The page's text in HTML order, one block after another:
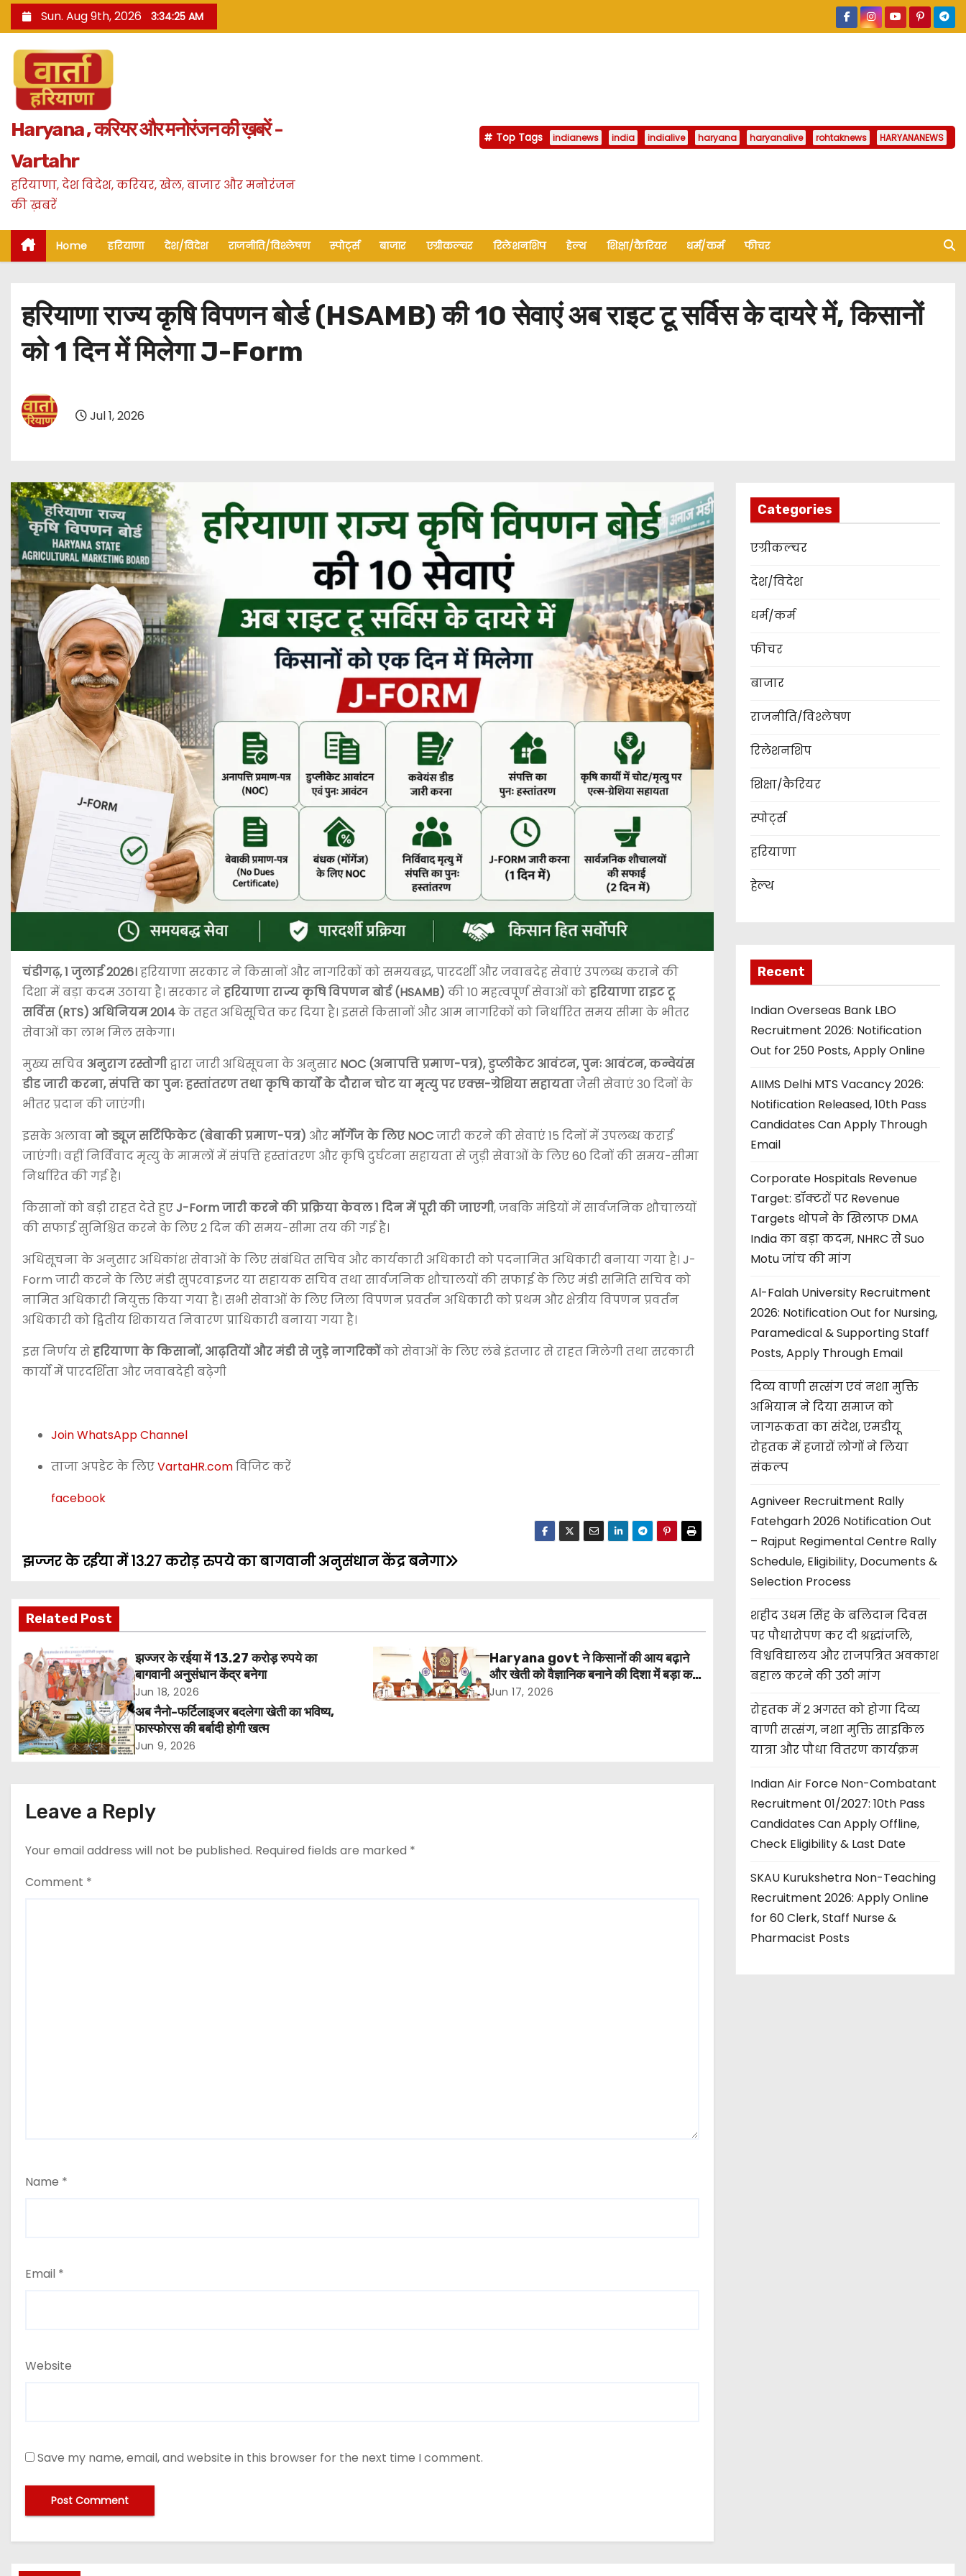
k
n
Sun. Aug 9th, 2026 3:34:26 AM
Haryana , करियर और मनोरंजन की ख़बरें -
Vartahr
हरियाणा, देश विदेश, करियर, खेल, बाजार और मनोरंजन
की ख़बरें
Top Tags indianews india indialive haryana haryanalive rohtaknews HARYANANEWS
Home हरियाणा देश/विदेश राजनीति/विश्लेषण स्पोर्ट्स बाजार एग्रीकल्चर रिलेशनशिप हेल्थ शिक्षा/कैरियर धर्म/कर्म फीचर
हरियाणा राज्य कृषि विपणन बोर्ड (HSAMB) की 10 सेवाएं अब राइट टू सर्विस के दायरे में, किसानों
को 1 दिन में मिलेगा J-Form
Jul 1, 2026
चंडीगढ़, 1 जुलाई 2026।हरियाणा सरकार ने किसानों और नागरिकों को समयबद्ध, पारदर्शी और जवाबदेह सेवाएं उपलब्ध कराने की
दिशा में बड़ा कदम उठाया है। सरकार नेहरियाणा राज्य कृषि विपणन बोर्ड (HSAMB) की 10 महत्वपूर्ण सेवाओं कोहरियाणा राइट टू
सर्विस (RTS) अधिनियम 2014के तहत अधिसूचित कर दिया है। इससे किसानों और आम नागरिकों को निर्धारित समय सीमा के भीतर
सेवाओं का लाभ मिल सकेगा।
मुख्य सचिवअनुराग रस्तोगीद्वारा जारी अधिसूचना के अनुसार NOC (अनापत्ति प्रमाण-पत्र), डुप्लीकेट आवंटन, पुनः आवंटन, कन्वेयंस
डीड जारी करना, संपत्ति का पुनः हस्तांतरण तथा कृषि कार्यों के दौरान चोट या मृत्यु पर एक्स-ग्रेशिया सहायताजैसी सेवाएं 30 दिनों के
भीतर प्रदान की जाएंगी।
इसके अलावानो ड्यूज सर्टिफिकेट (बेबाकी प्रमाण-पत्र) औरमॉर्गेज के लिए NOCजारी करने की सेवाएं 15 दिनों में उपलब्ध कराई
जाएंगी। वहीं निर्विवाद मृत्यु के मामलों में संपत्ति हस्तांतरण और कृषि दुर्घटना सहायता से जुड़ी सेवाओं के लिए 60 दिनों की समय-सीमा
निर्धारित की गई है।
किसानों को बड़ी राहत देते हुएJ-Form जारी करने की प्रक्रिया केवल 1 दिन में पूरी की जाएगी, जबकि मंडियों में सार्वजनिक शौचालयों
की सफाई सुनिश्चित करने के लिए 2 दिन की समय-सीमा तय की गई है।
अधिसूचना के अनुसार अधिकांश सेवाओं के लिए संबंधित सचिव और कार्यकारी अधिकारी को पदनामित अधिकारी बनाया गया है। J-
Form जारी करने के लिए मंडी सुपरवाइजर या सहायक सचिव तथा सार्वजनिक शौचालयों की सफाई के लिए मंडी समिति सचिव को
नामित अधिकारी नियुक्त किया गया है। सभी सेवाओं के लिए जिला विपणन प्रवर्तन अधिकारी को प्रथम और क्षेत्रीय विपणन प्रवर्तन
अधिकारी को द्वितीय शिकायत निवारण प्राधिकारी बनाया गया है।
इस निर्णय सेहरियाणा के किसानों, आढ़तियों और मंडी से जुड़े नागरिकोंको सेवाओं के लिए लंबे इंतजार से राहत मिलेगी तथा सरकारी
कार्यों में पारदर्शिता और जवाबदेही बढ़ेगी
Join WhatsApp Channel
ताजा अपडेट के लिएVartaHR.comविजिट करें
facebook
P
s
t
n
a
v
g
a
झज्जर के रईया में 13.27 करोड़ रुपये का बागवानी अनुसंधान केंद्र बनेगा
Related Post
झज्जर के रईया में 13.27 करोड़ रुपये का
बागवानी अनुसंधान केंद्र बनेगा
Jun 18, 2026
Haryana govt ने किसानों की आय बढ़ाने
और खेती को वैज्ञानिक बनाने की दिशा में बड़ा कदम
उठाया है।
Jun 17, 2026
अब नैनो-फर्टिलाइजर बदलेगा खेती का भविष्य,
फास्फोरस की बर्बादी होगी खत्म
Jun 9, 2026
Leave a Reply
Your email address will not be published. Required fields are marked *
Comment *
Name *
Email *
Website
Save my name, email, and website in this browser for the next time I comment.
Categories
एग्रीकल्चर
देश/विदेश
धर्म/कर्म
फीचर
बाजार
राजनीति/विश्लेषण
रिलेशनशिप
शिक्षा/कैरियर
स्पोर्ट्स
हरियाणा
हेल्थ
Recent
Indian Overseas Bank LBO
Recruitment 2026: Notification
Out for 250 Posts, Apply Online
AIIMS Delhi MTS Vacancy 2026:
Notification Released, 10th Pass
Candidates Can Apply Through
Email
Corporate Hospitals Revenue
Target: डॉक्टरों पर Revenue
Targets थोपने के खिलाफ DMA
India का बड़ा कदम, NHRC से Suo
Motu जांच की मांग
Al-Falah University Recruitment
2026: Notification Out for Nursing,
Paramedical & Supporting Staff
Posts, Apply Through Email
दिव्य वाणी सत्संग एवं नशा मुक्ति
अभियान ने दिया समाज को
जागरूकता का संदेश, एमडीयू
रोहतक में हजारों लोगों ने लिया
संकल्प
Agniveer Recruitment Rally
Fatehgarh 2026 Notification Out
– Rajput Regimental Centre Rally
Schedule, Eligibility, Documents &
Selection Process
शहीद उधम सिंह के बलिदान दिवस
पर पौधारोपण कर दी श्रद्धांजलि,
विश्वविद्यालय और राजपत्रित अवकाश
बहाल करने की उठी मांग
रोहतक में 2 अगस्त को होगा दिव्य
वाणी सत्संग, नशा मुक्ति साइकिल
यात्रा और पौधा वितरण कार्यक्रम
Indian Air Force Non-Combatant
Recruitment 01/2027: 10th Pass
Candidates Can Apply Offline,
Check Eligibility & Last Date
SKAU Kurukshetra Non-Teaching
Recruitment 2026: Apply Online
for 60 Clerk, Staff Nurse &
Pharmacist Posts